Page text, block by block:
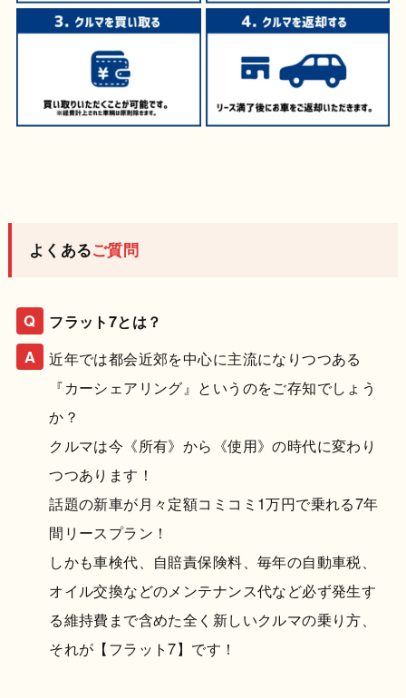
よくあるご質問
フラット7とは？
近年では都会近郊を中心に主流になりつつある
『カーシェアリング』というのをご存知でしょう
か？
クルマは今《所有》から《使用》の時代に変わり
つつあります！
話題の新車が月々定額コミコミ1万円で乗れる7年
間リースプラン！
しかも車検代、自賠責保険料、毎年の自動車税、
オイル交換などのメンテナンス代など必ず発生す
る維持費まで含めた全く新しいクルマの乗り方、
それが【フラット7】です！